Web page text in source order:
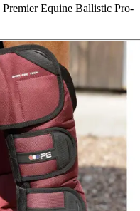
Premier Equine Ballistic Pro-